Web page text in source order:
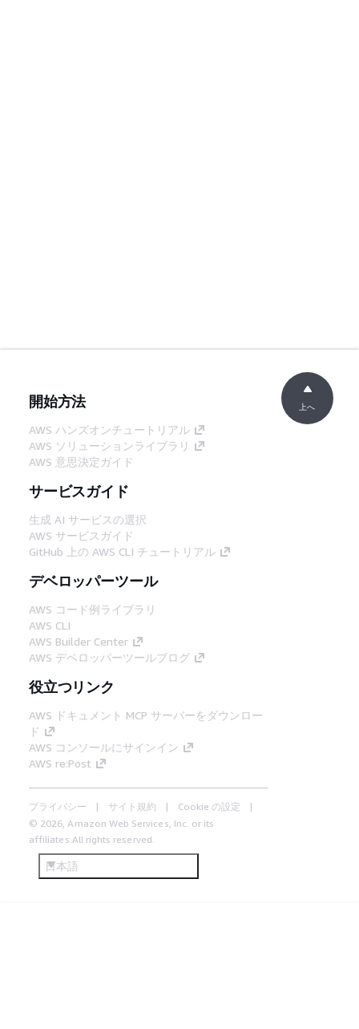
開始方法
AWS ハンズオンチュートリアル
AWS ソリューションライブラリ
AWS 意思決定ガイド
サービスガイド
生成 AI サービスの選択
AWS サービスガイド
GitHub 上の AWS CLI チュートリアル
デベロッパーツール
AWS コード例ライブラリ
AWS CLI
AWS Builder Center
AWS デベロッパーツールブログ
役立つリンク
AWS ドキュメント MCP サーバーをダウンロー
ド
AWS コンソールにサインイン
AWS re:Post
プライバシー サイト規約
Cookie の設定
© 2026, Amazon Web Services, Inc. or its
affiliates.All rights reserved.
日本語
上へ